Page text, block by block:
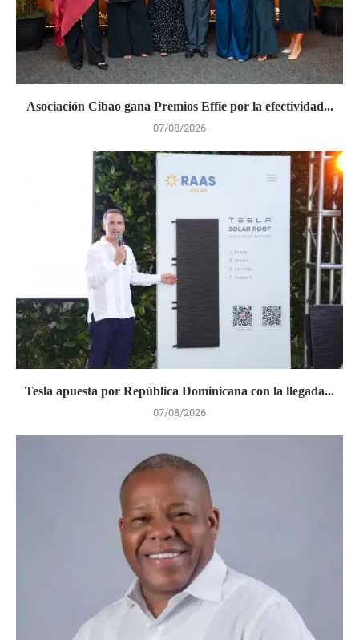
Asociación Cibao gana Premios Effie por la efectividad...
07/08/2026
Tesla apuesta por República Dominicana con la llegada...
07/08/2026